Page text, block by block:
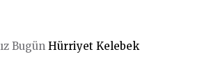
Bugün Hürriyet Kelebek